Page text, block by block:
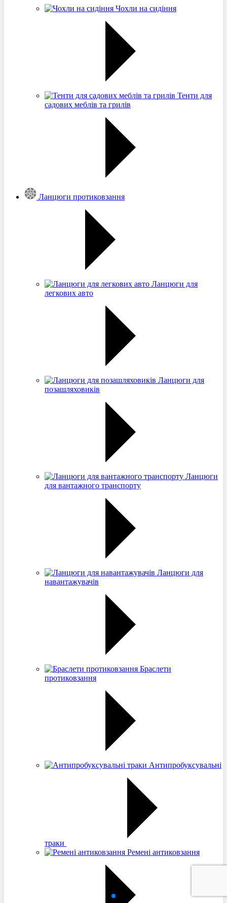
Чохли на сидіння
Тенти для
садових меблів та грилів
Ланцюги протиковзання
Ланцюги для
легкових авто
Ланцюги для
позашляховиків
Ланцюги
для вантажного транспорту
Ланцюги для
навантажувачів
Браслети
протиковзання
Антипробуксувальні
траки
Ремені антиковзання